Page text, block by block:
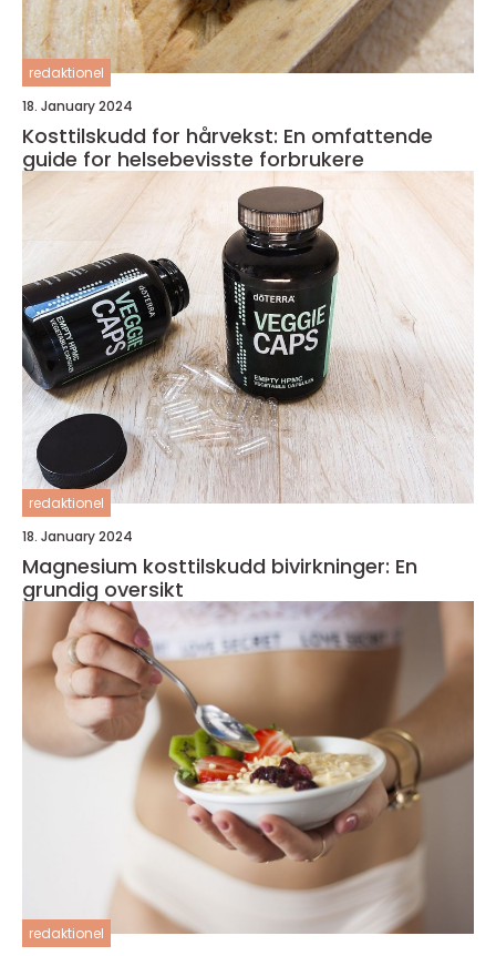
redaktionel
18. January 2024
Kosttilskudd for hårvekst: En omfattende
guide for helsebevisste forbrukere
redaktionel
18. January 2024
Magnesium kosttilskudd bivirkninger: En
grundig oversikt
redaktionel